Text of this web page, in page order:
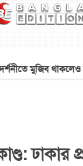
মুজিব থাকলেও
ঢাকার